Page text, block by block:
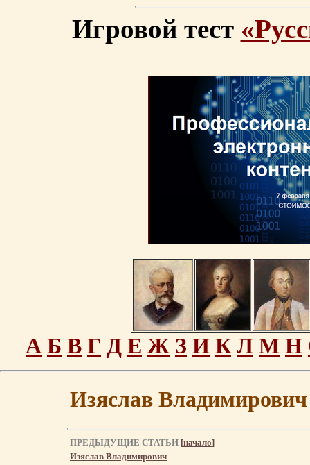
Игровой тест
А Б В Г Д Е Ж З И К Л М Н
Изяслав
ПРЕДЫДУЩИЕ СТАТЬИ [начало]
Изяслав Владимирович